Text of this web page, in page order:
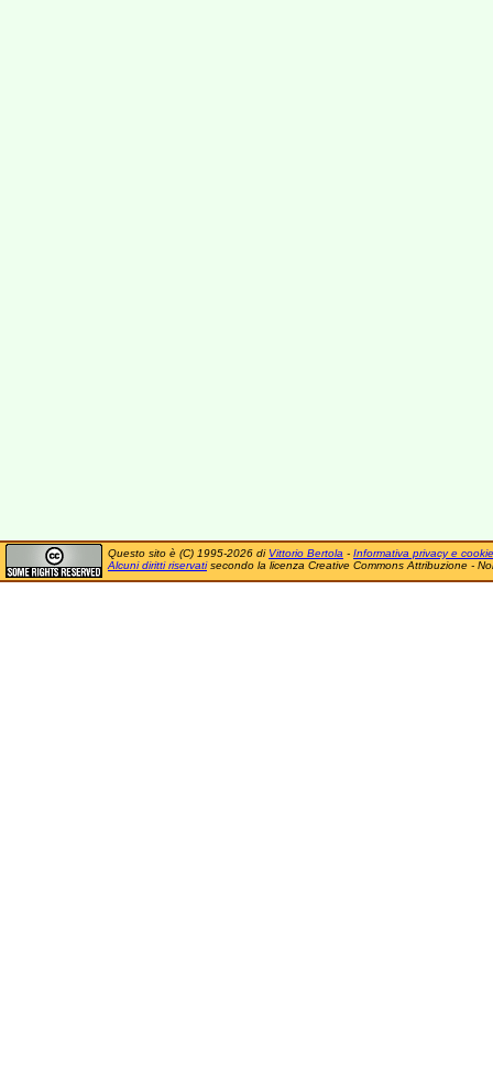
Questo sito è (C) 1995-2026 di Vittorio Bertola - Informativa privacy e cookie
Alcuni diritti riservatisecondo la licenza Creative Commons Attribuzione -